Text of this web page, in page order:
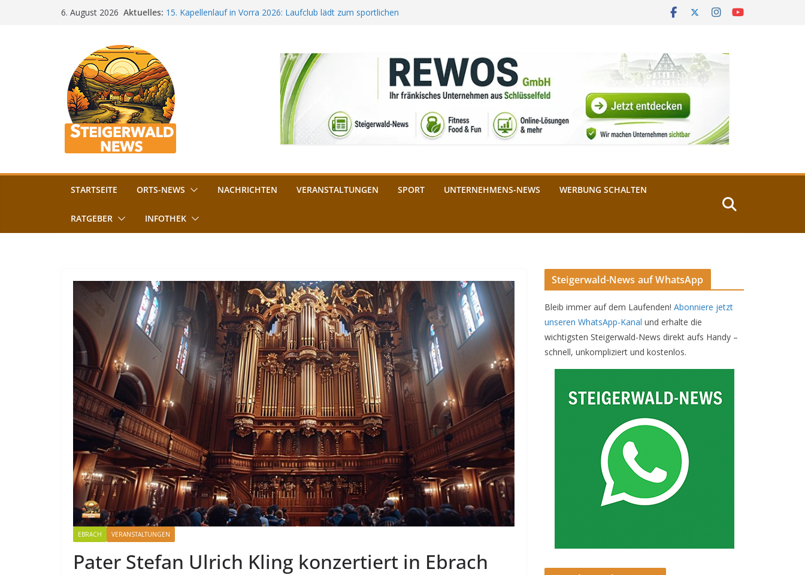
6. August 2026 Aktuelles: 15. Kapellenlauf in Vorra 2026: Laufclub lädt zum sportlichen
„Bamberger Böhnla“: Kaffee aus Bamberg unterstützt die
Lebenshilfe
Aschbacher Kerwa startet bald: Das ist heuer geboten
Vollsperrung am Friedhof in Schlüsselfeld: Kreuzung ab 3.
August gesperrt
STARTSEITE ORTS-NEWS NACHRICHTEN VERANSTALTUNGEN SPORT UNTERNEHMENS-NEWS WERBUNG SCHALTEN
RATGEBER INFOTHEK
EBRACH VERANSTALTUNGEN
Pater Stefan Ulrich Kling konzertiert in Ebrach
Steigerwald-News auf WhatsApp
Bleib immer auf dem Laufenden! Abonniere jetzt
unseren WhatsApp-Kanal und erhalte die
wichtigsten Steigerwald-News direkt aufs Handy –
schnell, unkompliziert und kostenlos.